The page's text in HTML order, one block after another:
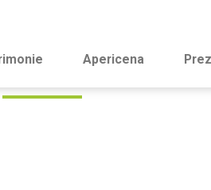
Apericena